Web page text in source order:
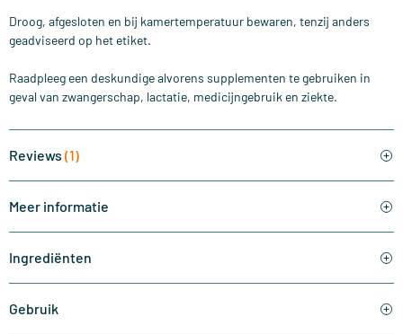
Droog, afgesloten en bij kamertemperatuur bewaren, tenzij anders
geadviseerd op het etiket.
Raadpleeg een deskundige alvorens supplementen te gebruiken in
geval van zwangerschap, lactatie, medicijngebruik en ziekte.
Reviews (1)
Meer informatie
Ingrediënten
Gebruik